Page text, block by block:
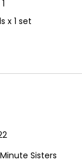
x 1 set
Sisters